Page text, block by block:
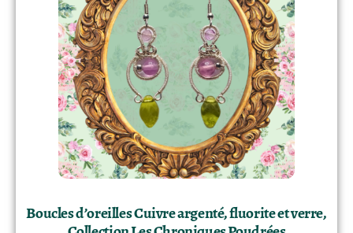
Boucles d’oreilles Cuivre argenté, fluorite et verre,